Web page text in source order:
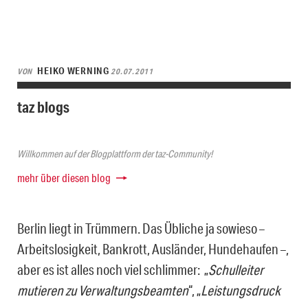
VON HEIKO WERNING 20.07.2011
taz blogs
Willkommen auf der Blogplattform der taz-Community!
mehr über diesen blog
Berlin liegt in Trümmern. Das Übliche ja sowieso –
Arbeitslosigkeit, Bankrott, Ausländer, Hundehaufen –,
aber es ist alles noch viel schlimmer: „Schulleiter
mutieren zu Verwaltungsbeamten“, „Leistungsdruck